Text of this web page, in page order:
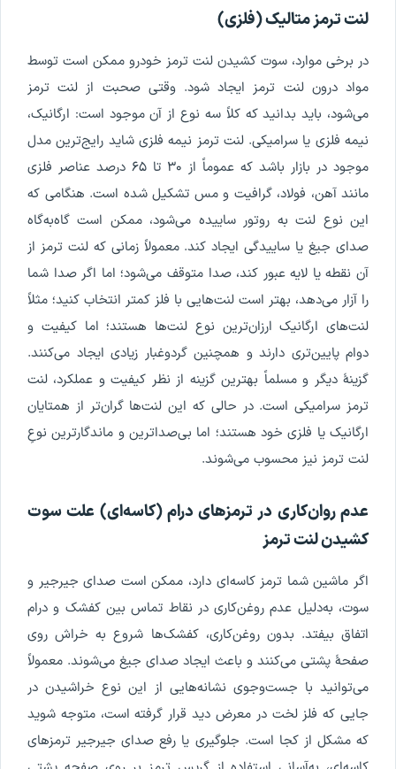
لنت ترمز متالیک (فلزی)
در برخی موارد، سوت کشیدن لنت ترمز خودرو ممکن است توسط
مواد درون لنت ترمز ایجاد شود. وقتی صحبت از لنت ترمز
می‌شود، باید بدانید که کلاً سه نوع از آن موجود است: ارگانیک،
نیمه فلزی یا سرامیکی. لنت ترمز نیمه فلزی شاید رایج‌ترین مدل
موجود در بازار باشد که عموماً از ۳۰ تا ۶۵ درصد عناصر فلزی
مانند آهن، فولاد، گرافیت و مس تشکیل شده است. هنگامی که
این نوع لنت به روتور ساییده می‌شود، ممکن است گاه‌به‌گاه
صدای جیغ یا ساییدگی ایجاد کند. معمولاً زمانی که لنت ترمز از
آن نقطه یا لایه عبور کند، صدا متوقف می‌شود؛ اما اگر صدا شما
را آزار می‌دهد، بهتر است لنت‌هایی با فلز کمتر انتخاب کنید؛ مثلاً
لنت‌های ارگانیک ارزان‌ترین نوع لنت‌ها هستند؛ اما کیفیت و
دوام پایین‌تری دارند و همچنین گردوغبار زیادی ایجاد می‌کنند.
گزینۀ دیگر و مسلماً بهترین گزینه از نظر کیفیت و عملکرد، لنت
ترمز سرامیکی است. در حالی که این لنت‌ها گران‌تر از همتایان
ارگانیک یا فلزی خود هستند؛ اما بی‌صداترین و ماندگارترین نوعِ
لنت ترمز نیز محسوب می‌شوند.
عدم روان‌کاری در ترمزهای درام (کاسه‌ای) علت سوت
کشیدن لنت ترمز
اگر ماشین شما ترمز کاسه‌ای دارد، ممکن است صدای جیرجیر و
سوت، به‌دلیل عدم روغن‌کاری در نقاط تماس بین کفشک و درام
اتفاق بیفتد. بدون روغن‌کاری، کفشک‌ها شروع به خراش روی
صفحۀ پشتی می‌کنند و باعث ایجاد صدای جیغ می‌شوند. معمولاً
می‌توانید با جست‌وجوی نشانه‌هایی از این نوع خراشیدن در
جایی که فلز لخت در معرض دید قرار گرفته است، متوجه شوید
که مشکل از کجا است. جلوگیری یا رفع صدای جیرجیر ترمزهای